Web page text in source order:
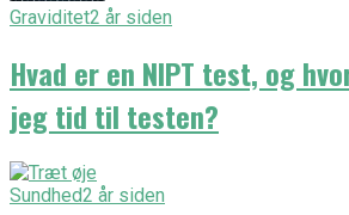
Graviditet2 år siden
Hvad er en NIPT test, og
jeg tid til testen?
Sundhed2 år siden